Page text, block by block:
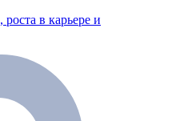
в карьере и